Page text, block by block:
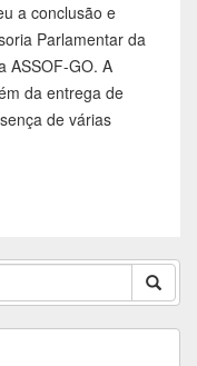
a conclusão e
Parlamentar da
ASSOF-GO. A
da entrega de
de várias